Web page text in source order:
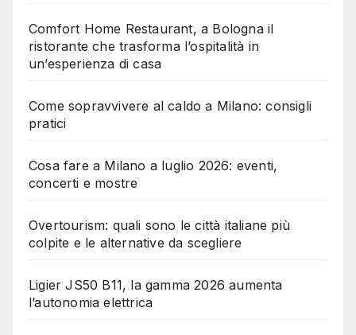
Comfort Home Restaurant, a Bologna il
ristorante che trasforma l’ospitalità in
un’esperienza di casa
Come sopravvivere al caldo a Milano: consigli
pratici
Cosa fare a Milano a luglio 2026: eventi,
concerti e mostre
Overtourism: quali sono le città italiane più
colpite e le alternative da scegliere
Ligier JS50 B11, la gamma 2026 aumenta
l’autonomia elettrica